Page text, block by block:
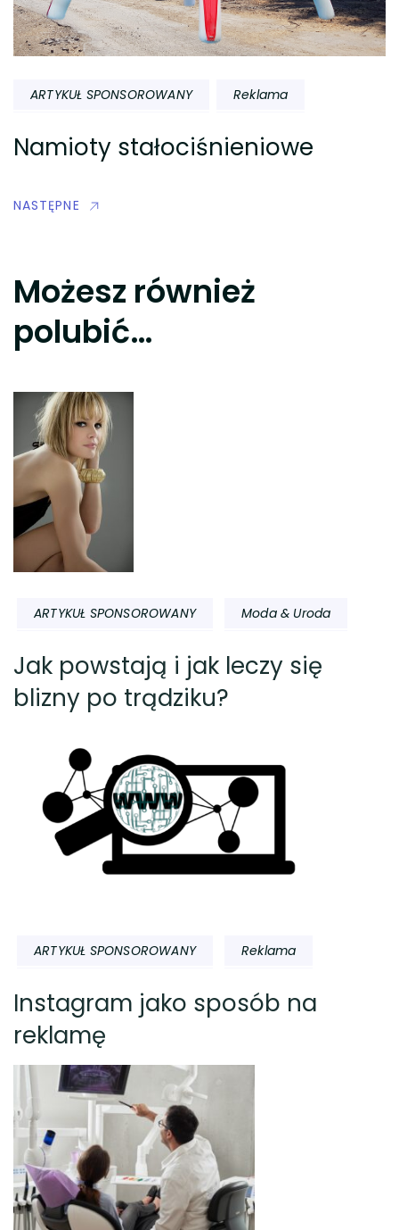
ARTYKUŁ SPONSOROWANY Reklama
Namioty stałociśnieniowe
NASTĘPNE
Możesz również
polubić…
ARTYKUŁ SPONSOROWANY Moda & Uroda
Jak powstają i jak leczy się
blizny po trądziku?
ARTYKUŁ SPONSOROWANY Reklama
Instagram jako sposób na
reklamę